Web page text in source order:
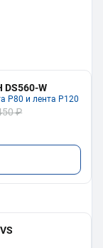
DS560-W
P80 и лента P120
₽